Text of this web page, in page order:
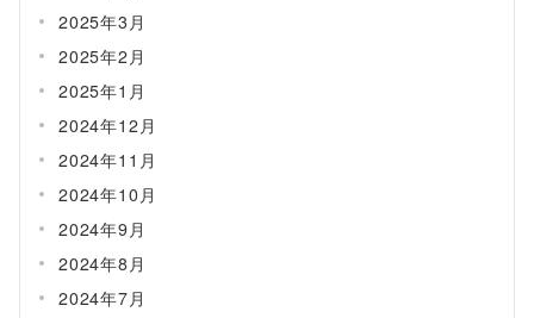
2025年3月
2025年2月
2025年1月
2024年12月
2024年11月
2024年10月
2024年9月
2024年8月
2024年7月